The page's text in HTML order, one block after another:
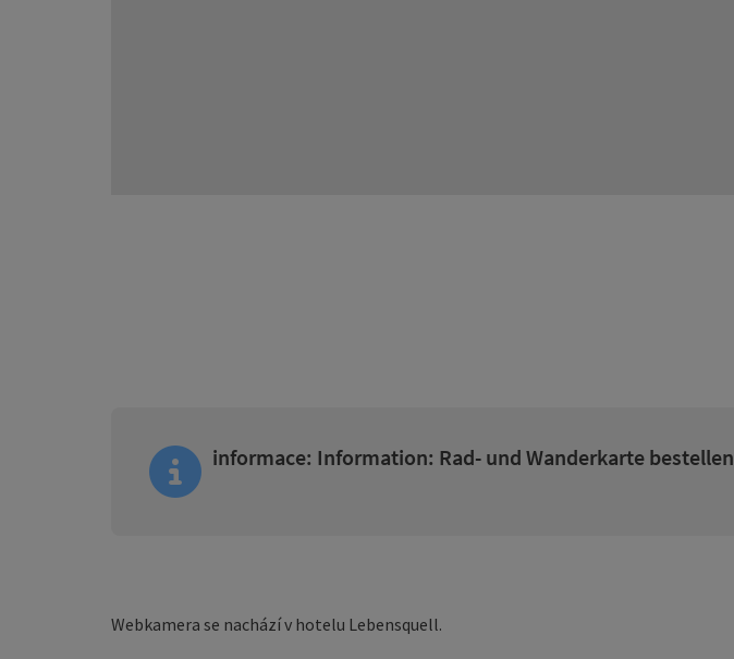
informace: Information: Rad- und Wanderkarte bestellen
Webkamera se nachází v hotelu Lebensquell.